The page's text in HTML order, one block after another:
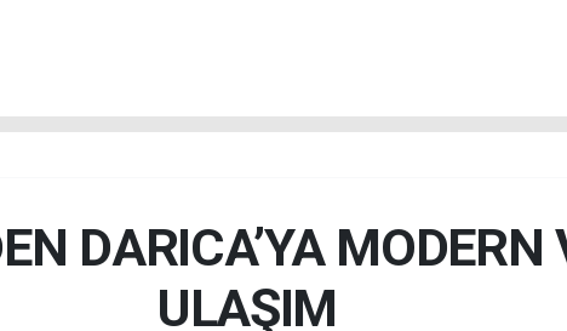
DARICA’YA MODERN
ULAŞIM